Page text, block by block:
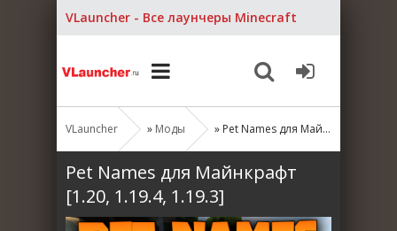
VLauncher - Все лаунчеры Minecraft
VLauncher » Моды » Pet Names для Майнкрафт [1.20, 1.19.4, 1.19.3]
Pet Names для Майнкрафт
[1.20, 1.19.4, 1.19.3]